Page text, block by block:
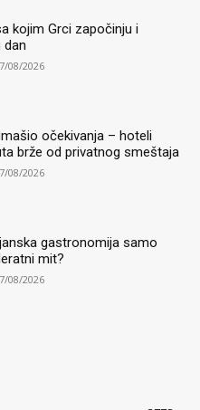
kojim Grci započinju i
dan
08/2026
očekivanja – hoteli
brže od privatnog smeštaja
08/2026
gastronomija samo
mit?
08/2026